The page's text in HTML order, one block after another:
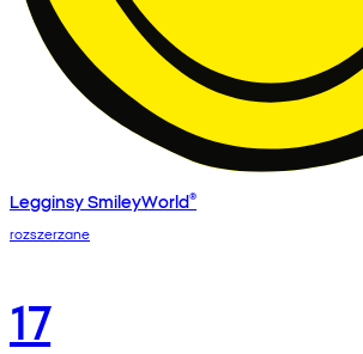
Legginsy SmileyWorld®
rozszerzane
17